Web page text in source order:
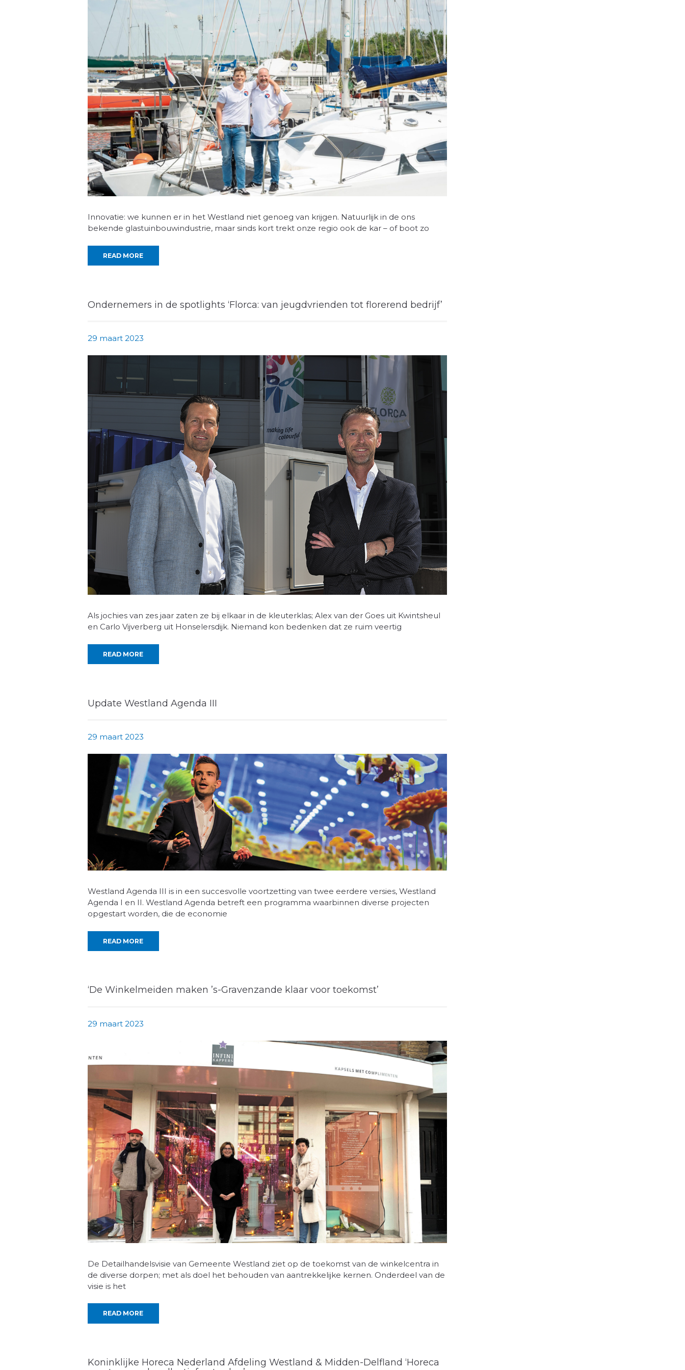
Innovatie: we kunnen er in het Westland niet genoeg van krijgen. Natuurlijk in de ons
bekende glastuinbouwindustrie, maar sinds kort trekt onze regio ook de kar – of boot zo
READ MORE
Ondernemers in de spotlights ‘Florca: van jeugdvrienden tot florerend bedrijf’
29 maart 2023
Als jochies van zes jaar zaten ze bij elkaar in de kleuterklas; Alex van der Goes uit Kwintsheul
en Carlo Vijverberg uit Honselersdijk. Niemand kon bedenken dat ze ruim veertig
READ MORE
Update Westland Agenda III
29 maart 2023
Westland Agenda III is in een succesvolle voortzetting van twee eerdere versies, Westland
Agenda I en II. Westland Agenda betreft een programma waar­binnen diverse projecten
opgestart worden, die de economie
READ MORE
‘De Winkelmeiden maken ’s-Gravenzande klaar voor toekomst’
29 maart 2023
De Detailhandelsvisie van Gemeente Westland ziet op de toekomst van de winkelcentra in
de diverse dorpen; met als doel het behouden van aantrekkelijke kernen. Onderdeel van de
visie is het
READ MORE
Koninklijke Horeca Nederland Afdeling Westland & Midden-Delfland ‘Horeca